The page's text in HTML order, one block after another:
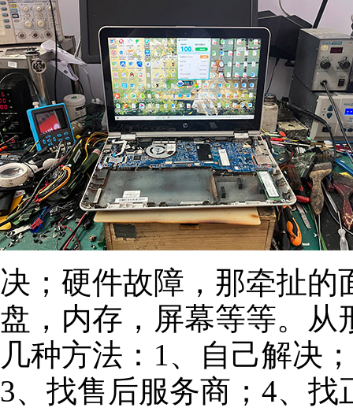
决；硬件故障，那牵扯的
盘，内存，屏幕等等。从
几种方法：1、自己解决
3、找售后服务商；4、找